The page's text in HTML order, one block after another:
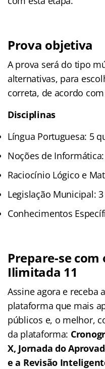
Prova objetiva
A prova será do tipo
alternativas, para
correta, de acordo
Disciplinas
Língua Portuguesa: 5
Noções de
Raciocínio Lógico e
Legislação Municipal:
Conhecimentos
Prepare-se
Ilimitada 11
Assine agora e receba
plataforma que mais
públicos e, o melhor,
da plataforma:
X, Jornada do
e a Revisão